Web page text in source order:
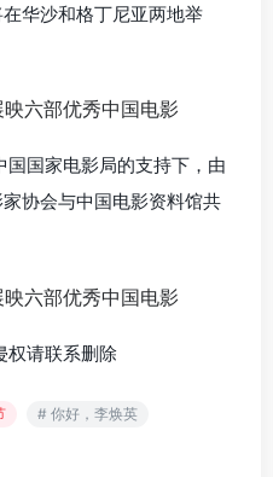
华沙和格丁尼亚两地举
国国家电影局的支持下，由
协会与中国电影资料馆共
权请联系删除
# 你好，李焕英